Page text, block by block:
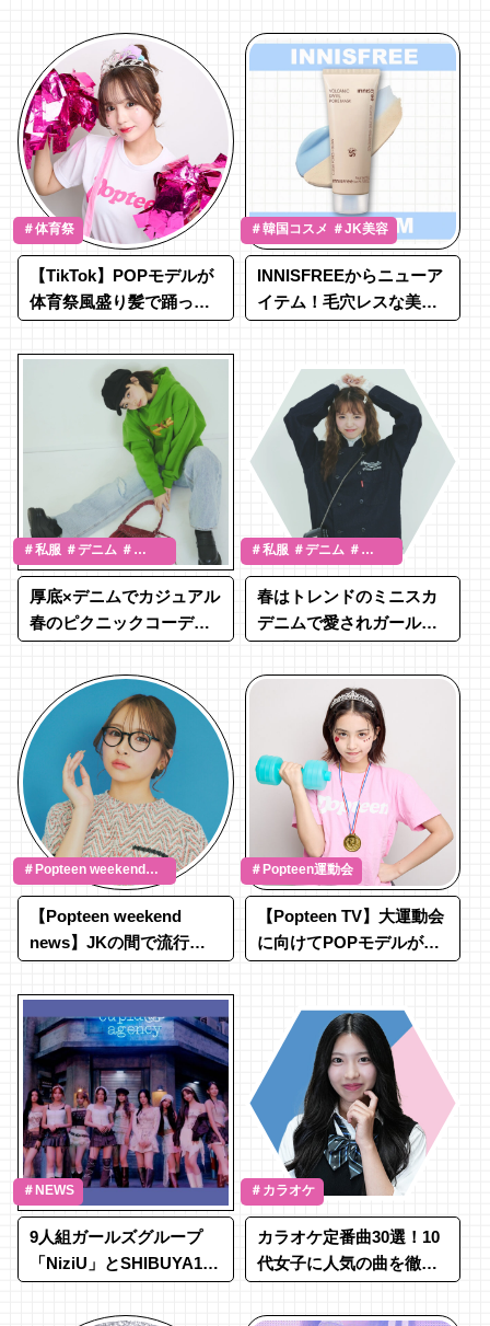
＃体育祭
【TikTok】POPモデルが
体育祭風盛り髪で踊って
＃韓国コスメ ＃JK美容
INNISFREEからニューア
イテム！毛穴レスな美肌
＃私服 ＃デニム ＃
SNAP
厚底×デニムでカジュアル
春のピクニックコーデ
SNAP④】
＃私服 ＃デニム ＃
春はトレンドのミニスカ
デニムで愛されガールに
SNAP③】
＃Popteen weekend
news
【Popteen weekend
news】JKの間で流行っ
てせらぴーアナが紹介♡
＃Popteen運動会
【Popteen TV】大運動会
に向けてPOPモデルが体
＃NEWS
9人組ガールズグループ
「NiziU」とSHIBUYA109
＃カラオケ
カラオケ定番曲30選！10
代女子に人気の曲を徹底